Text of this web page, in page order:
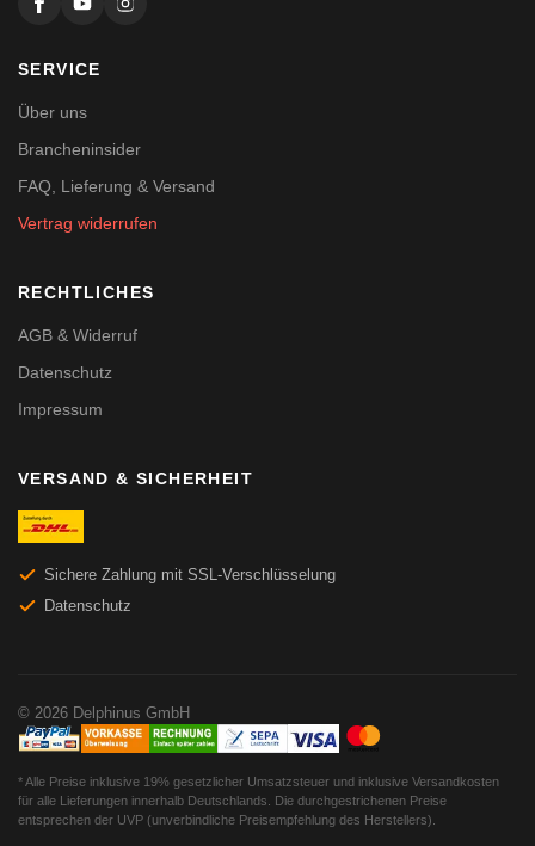
SERVICE
Über uns
Brancheninsider
FAQ, Lieferung & Versand
Vertrag widerrufen
RECHTLICHES
AGB & Widerruf
Datenschutz
Impressum
VERSAND & SICHERHEIT
Sichere Zahlung mit SSL-Verschlüsselung
Datenschutz
© 2026 Delphinus GmbH
* Alle Preise inklusive 19% gesetzlicher Umsatzsteuer und inklusive Versandkosten
für alle Lieferungen innerhalb Deutschlands. Die durchgestrichenen Preise
entsprechen der UVP (unverbindliche Preisempfehlung des Herstellers).